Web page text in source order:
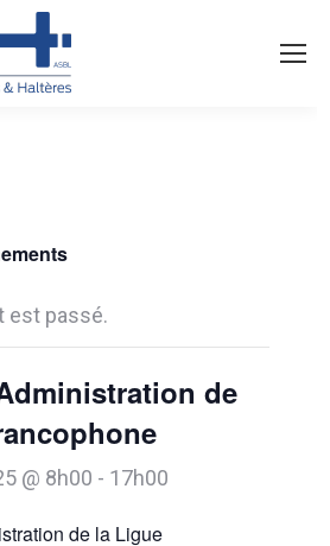
est passé.
de
@ 8h00 - 17h00
de la Ligue